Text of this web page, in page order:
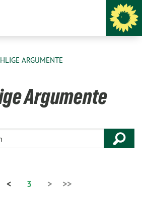
ARGUMENTE
Argumente
< 3 > >>